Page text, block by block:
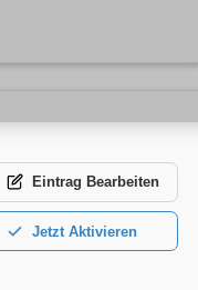
Eintrag Bearbeiten
Jetzt Aktivieren